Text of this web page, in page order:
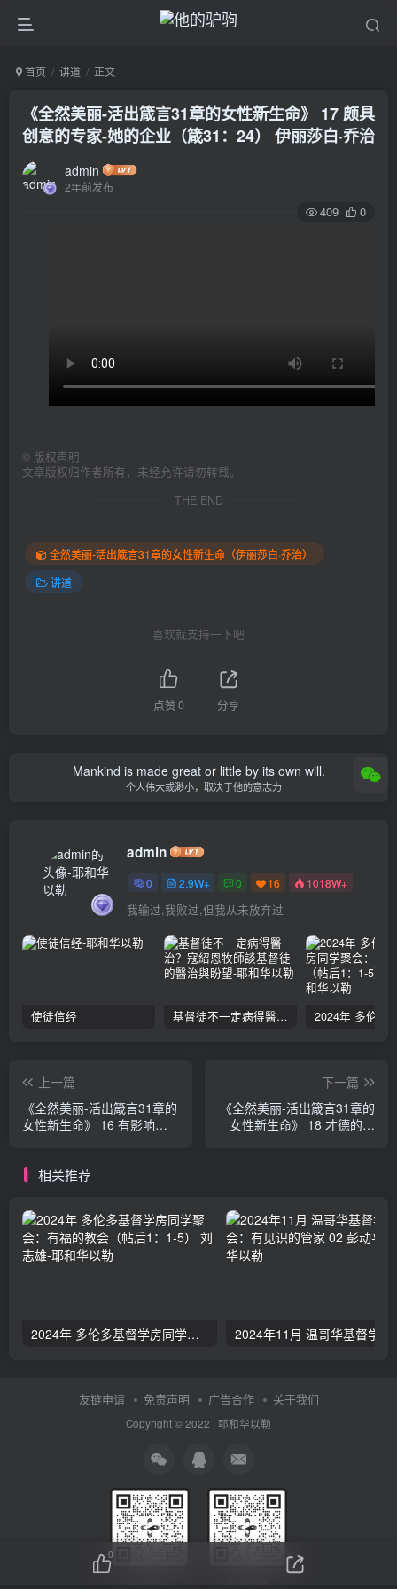
首页 讲道 正文
《全然美丽-活出箴言31章的女性新生命》 17 颇具
创意的专家-她的企业（箴31：24） 伊丽莎白·乔治
admin
2年前发布
409 0
© 版权声明
文章版权归作者所有，未经允许请勿转载。
THE END
全然美丽-活出箴言31章的女性新生命（伊丽莎白·乔治）
讲道
喜欢就支持一下吧
点赞0 分享
Mankind is made great or little by its own will.
一个人伟大或渺小，取决于他的意志力
admin
0 2.9W+ 0 16 1018W+
我输过,我败过,但我从未放弃过
使徒信经 基督徒不一定病得醫治？寇紹恩牧師談基督徒的醫治與盼望
上一篇
《全然美丽-活出箴言31章的
女性新生命》 16 有影响力
下一篇
《全然美丽-活出箴言31章的
女性新生命》 18 才德的衣
相关推荐
2024年 多伦多基督学房同学聚会：有福的教会（帖后1：1-5） 刘志雄
友链申请 免责声明 广告合作 关于我们
Copyright © 2022 · 耶和华以勒
0